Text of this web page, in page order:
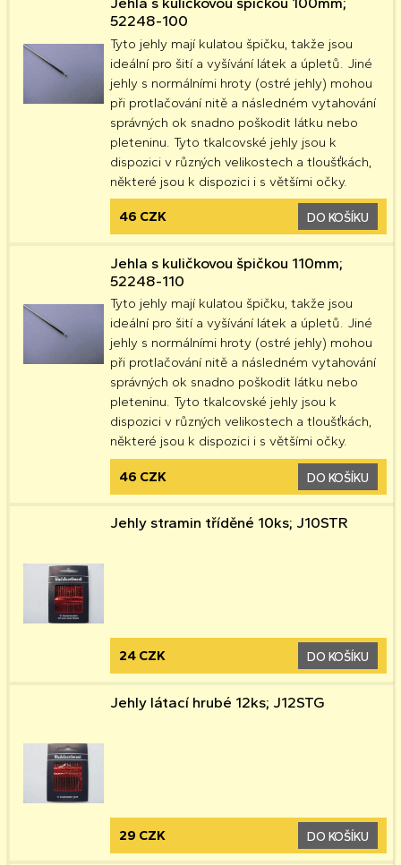
52248-100
Tyto jehly mají kulatou špičku, takže jsou
ideální pro šití a vyšívání látek a úpletů. Jiné
jehly s normálními hroty (ostré jehly) mohou
při protlačování nitě a následném vytahování
správných ok snadno poškodit látku nebo
pleteninu. Tyto tkalcovské jehly jsou k
dispozici v různých velikostech a tloušťkách,
některé jsou k dispozici i s většími očky.
46 CZK DO KOŠÍKU
Jehla s kuličkovou špičkou 110mm;
52248-110
Tyto jehly mají kulatou špičku, takže jsou
ideální pro šití a vyšívání látek a úpletů. Jiné
jehly s normálními hroty (ostré jehly) mohou
při protlačování nitě a následném vytahování
správných ok snadno poškodit látku nebo
pleteninu. Tyto tkalcovské jehly jsou k
dispozici v různých velikostech a tloušťkách,
některé jsou k dispozici i s většími očky.
46 CZK DO KOŠÍKU
Jehly stramin tříděné 10ks; J10STR
24 CZK DO KOŠÍKU
Jehly látací hrubé 12ks; J12STG
29 CZK DO KOŠÍKU